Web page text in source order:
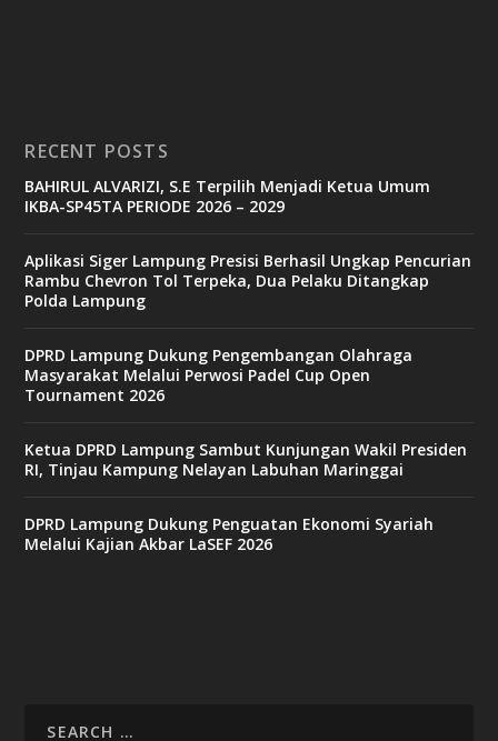
RECENT POSTS
BAHIRUL ALVARIZI, S.E Terpilih Menjadi Ketua Umum
IKBA-SP45TA PERIODE 2026 – 2029
Aplikasi Siger Lampung Presisi Berhasil Ungkap Pencurian
Rambu Chevron Tol Terpeka, Dua Pelaku Ditangkap
Polda Lampung
DPRD Lampung Dukung Pengembangan Olahraga
Masyarakat Melalui Perwosi Padel Cup Open
Tournament 2026
Ketua DPRD Lampung Sambut Kunjungan Wakil Presiden
RI, Tinjau Kampung Nelayan Labuhan Maringgai
DPRD Lampung Dukung Penguatan Ekonomi Syariah
Melalui Kajian Akbar LaSEF 2026